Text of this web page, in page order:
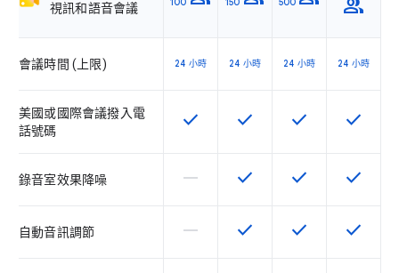
視訊和語音會議
100 150 500 group
會議時間 (上限) 24 小時 24 小時 24 小時 24 小時
美國或國際會議撥入電
話號碼
這項功能適用於該 SKU
check 這項功能適用於該 SKU
check 這項功能適用於
check 這項功
check
錄音室效果降噪 這個 SKU 不支援這項功能
horizontal_rule 這項功能適用於該 SKU
check 這項功能適用於
check 這項功
check
自動音訊調節 這個 SKU 不支援這項功能
horizontal_rule 這項功能適用於該 SKU
check 這項功能適用於
check 這項功
check